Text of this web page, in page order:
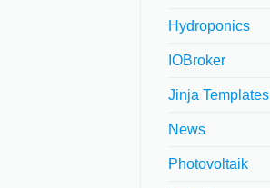
Hydroponics
IOBroker
Jinja Templates
News
Photovoltaik